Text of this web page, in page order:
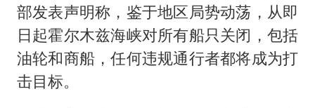
部发表声明称，鉴于地区局势动荡，从即
日起霍尔木兹海峡对所有船只关闭，包括
油轮和商船，任何违规通行者都将成为打
击目标。